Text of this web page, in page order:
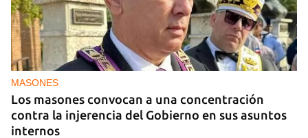
MASONES
Los masones convocan a una concentración
contra la injerencia del Gobierno en sus asuntos
internos